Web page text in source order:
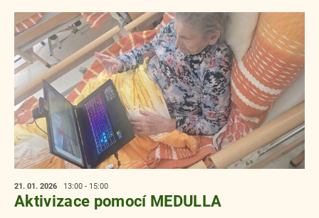
21. 01. 2026 13:00 - 15:00
Aktivizace pomocí MEDULLA